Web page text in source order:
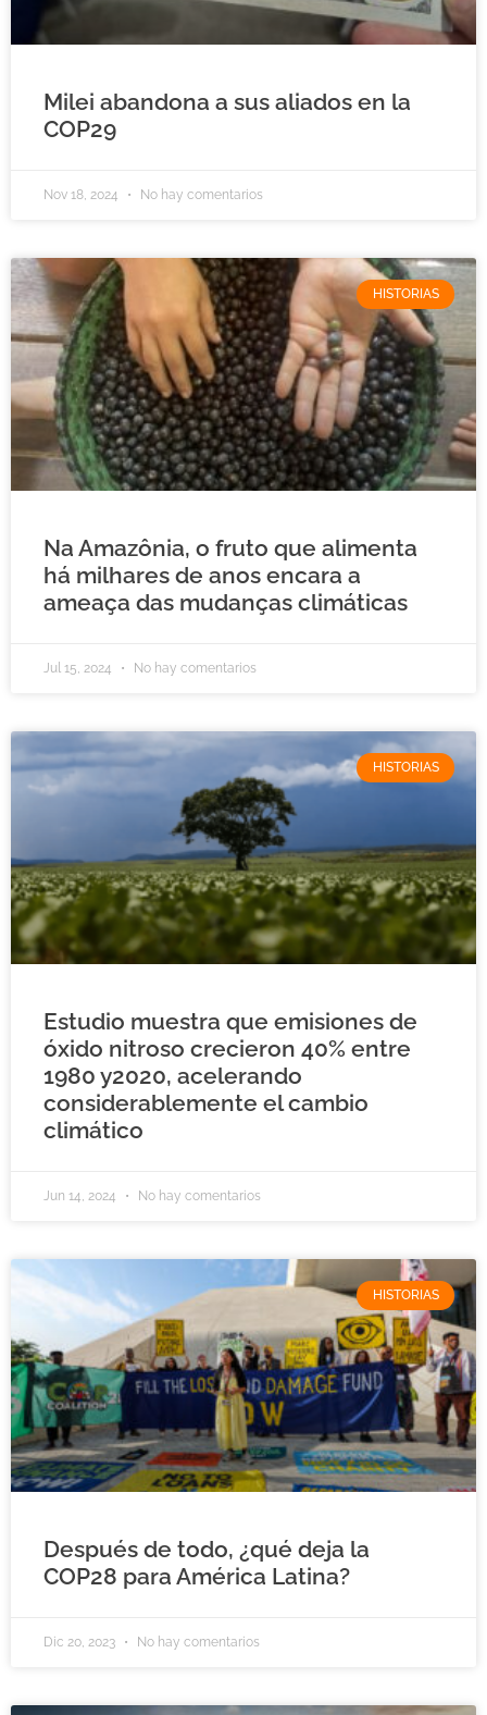
Milei abandona a sus aliados en la
COP29
Nov 18, 2024 No hay comentarios
HISTORIAS
Na Amazônia, o fruto que alimenta
há milhares de anos encara a
ameaça das mudanças climáticas
Jul 15, 2024 No hay comentarios
HISTORIAS
Estudio muestra que emisiones de
óxido nitroso crecieron 40% entre
1980 y2020, acelerando
considerablemente el cambio
climático
Jun 14, 2024 No hay comentarios
HISTORIAS
Después de todo, ¿qué deja la
COP28 para América Latina?
Dic 20, 2023 No hay comentarios